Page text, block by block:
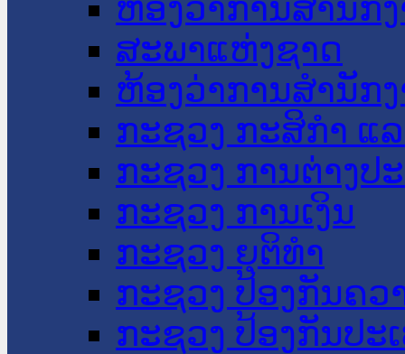
ຫ້ອງວ່າການສໍານັກ
ສະພາແຫ່ງຊາດ
ຫ້ອງວ່າການສຳນັກ
ກະຊວງ ກະສິກຳ ແ
ກະຊວງ ການຕ່າງປ
ກະຊວງ ການເງິນ
ກະຊວງ ຍຸຕິທໍາ
ກະຊວງ ປ້ອງກັນຄວ
ກະຊວງ ປ້ອງກັນປະ